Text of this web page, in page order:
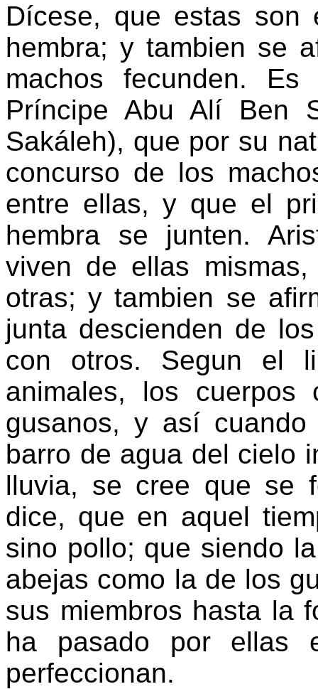
Dícese, que estas son
hembra; y tambien se
machos fecunden.
Príncipe Abu Alí Ben
Sakáleh), que por su
concurso de los
entre ellas, y que el
hembra se junten.
viven de ellas
otras; y tambien se
junta descienden de
con otros. Segun el
animales, los cuerpos
gusanos, y así
barro de agua del cielo
lluvia, se cree que se
dice, que en aquel
sino pollo; que siendo
abejas como la de los
sus miembros hasta la
ha pasado por ellas
perfeccionan.